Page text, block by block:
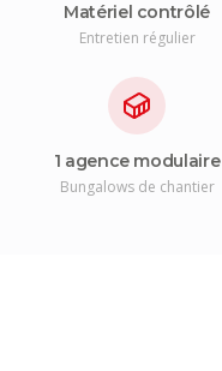
Matériel contrôlé
Entretien régulier
1 agence modulaire
Bungalows de chantier